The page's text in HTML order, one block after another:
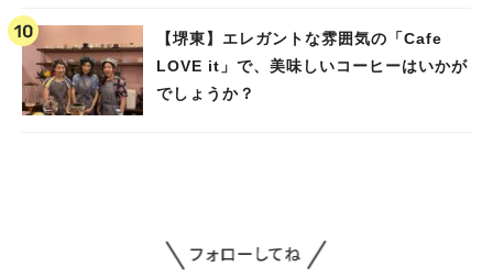
【堺東】エレガントな雰囲気の「Cafe
LOVE it」で、美味しいコーヒーはいかが
でしょうか？